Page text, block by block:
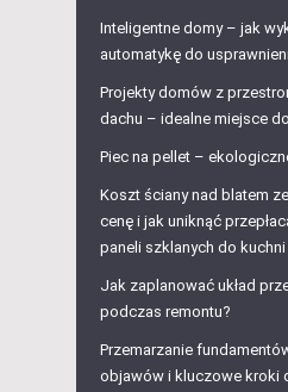
Inteligentne domy – jak
automatykę do
Projekty domów z
dachu – idealne miejsce
Piec na pellet –
Koszt ściany nad blatem
cenę i jak uniknąć
paneli szklanych do kuchni
Jak zaplanować układ
podczas remontu?
Przemarzanie
objawów i kluczowe kroki